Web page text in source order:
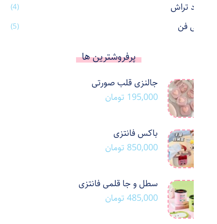
مداد تراش (4)
مینی فن (5)
پرفروشترین ها
جالنزی قلب صورتی
195,000 تومان
باکس فانتزی
850,000 تومان
سطل و جا قلمی فانتزی
485,000 تومان